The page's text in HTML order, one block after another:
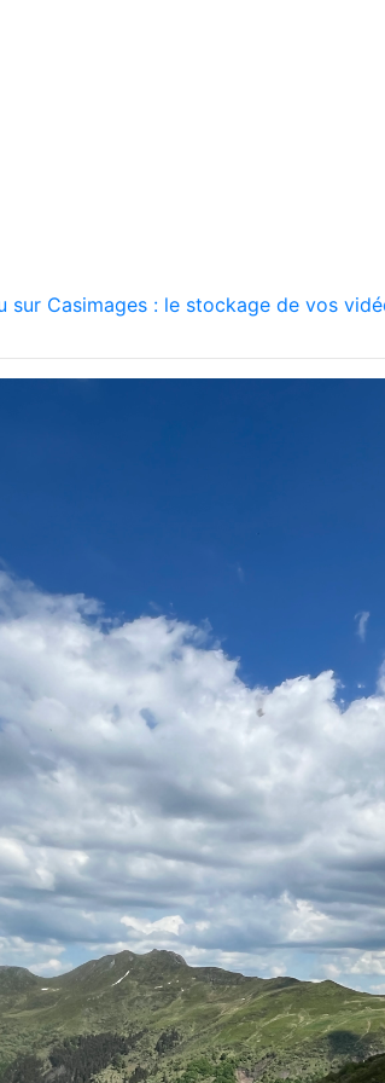
sur Casimages : le stockage de vos